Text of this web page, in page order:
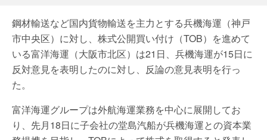
鋼材輸送など国内貨物輸送を主力とする兵機海運（神戸
市中央区）に対し、株式公開買い付け（TOB）を進めて
いる富洋海運（大阪市北区）は21日、兵機海運が15日に
反対意見を表明したのに対し、反論の意見表明を行っ
た。
富洋海運グループは外航海運業務を中心に展開してお
り、先月18日に子会社の堂島汽船が兵機海運との資本業